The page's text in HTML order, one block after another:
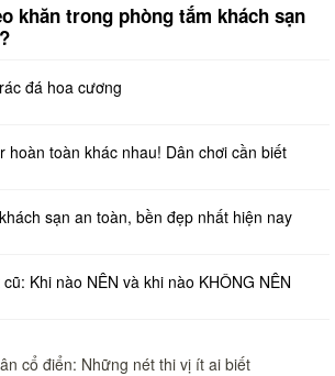
khăn trong phòng tắm khách sạn
đá hoa cương
hoàn toàn khác nhau! Dân chơi cần biết
sạn an toàn, bền đẹp nhất hiện nay
Khi nào NÊN và khi nào KHÔNG NÊN
cổ điển: Những nét thi vị ít ai biết